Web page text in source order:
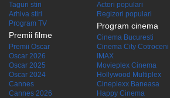
Taguri stiri
Arhiva stiri
Program TV
Premii filme
Premii Oscar
Oscar 2026
Oscar 2025
Oscar 2024
Cannes
Cannes 2026
Actori populari
Regizori populari
Program cinema
Cinema Bucuresti
Cinema City Cotroceni
IMAX
Movieplex Cinema
Hollywood Multiplex
Cineplexx Baneasa
Happy Cinema